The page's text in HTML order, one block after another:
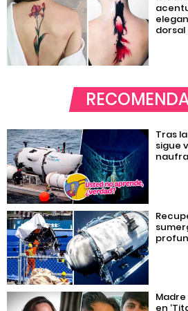
dorsal
Tras
sigue
en